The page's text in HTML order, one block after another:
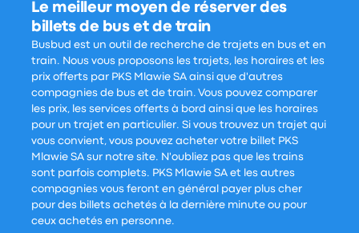
Le meilleur moyen de réserver des
billets de bus et de train
Busbud est un outil de recherche de trajets en bus et en
train. Nous vous proposons les trajets, les horaires et les
prix offerts par PKS Mlawie SA ainsi que d'autres
compagnies de bus et de train. Vous pouvez comparer
les prix, les services offerts à bord ainsi que les horaires
pour un trajet en particulier. Si vous trouvez un trajet qui
vous convient, vous pouvez acheter votre billet PKS
Mlawie SA sur notre site. N'oubliez pas que les trains
sont parfois complets. PKS Mlawie SA et les autres
compagnies vous feront en général payer plus cher
pour des billets achetés à la dernière minute ou pour
ceux achetés en personne.